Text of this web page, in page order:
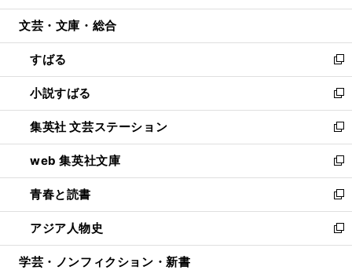
開
ウ
開
く
ン
ウ
で
開
く
ウ
ン
ド
ウ
で
開
く
文芸・文庫・総合
すばる
新
し
い
ウ
ィ
ン
ド
ウ
で
開
く
小説すばる
新
し
い
ウ
ィ
ン
ド
ウ
で
開
集英社 文芸ステーション
新
し
い
ウ
ィ
ン
ド
ウ
web 集英社文庫
新
し
い
ウ
ィ
ン
青春と読書
新
し
い
ウ
アジア人物史
新
し
学芸・ノンフィクション・新書